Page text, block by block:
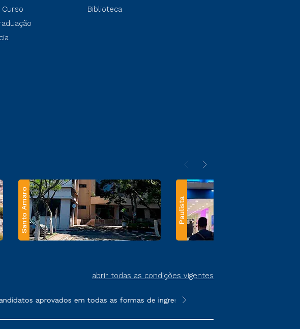
Biblioteca
Santo Amaro Paulista
abrir todas as condições vigentes
aprovados em todas as formas de ingresso, exceto na prova on-line ou
**Semipresencial e EAD são